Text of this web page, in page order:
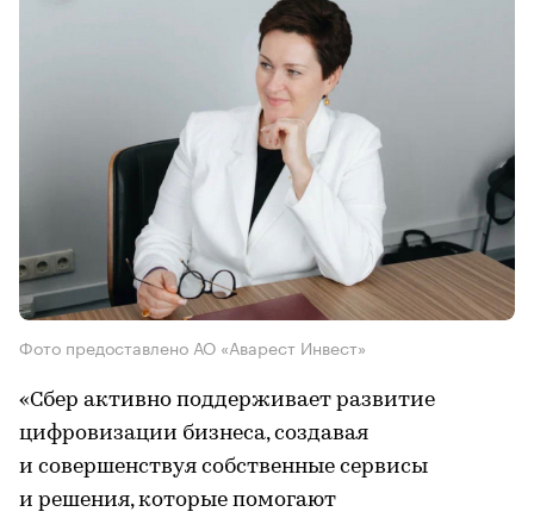
Фото предоставлено АО «Аварест Инвест»
«Сбер активно поддерживает развитие
цифровизации бизнеса, создавая
и совершенствуя собственные сервисы
и решения, которые помогают